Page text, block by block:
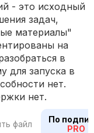
- это исходный
задач,
материалы"
на
в
для запуска в
нет.
нет.
файл
По
PRO